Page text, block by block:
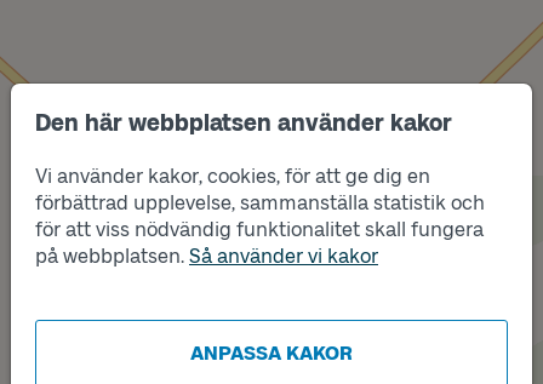
Den här webbplatsen använder kakor
Vi använder kakor, cookies, för att ge dig en
förbättrad upplevelse, sammanställa statistik och
för att viss nödvändig funktionalitet skall fungera
på webbplatsen. Så använder vi kakor
ANPASSA KAKOR
Läge
A
Läge
B